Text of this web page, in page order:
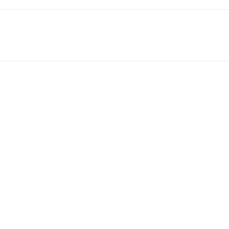
auf einer
wie Sie
die
angepasst